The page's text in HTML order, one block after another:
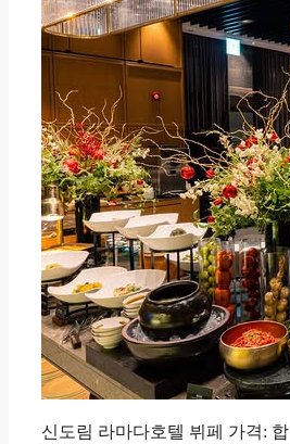
신도림 라마다호텔 뷔페 가격: 합